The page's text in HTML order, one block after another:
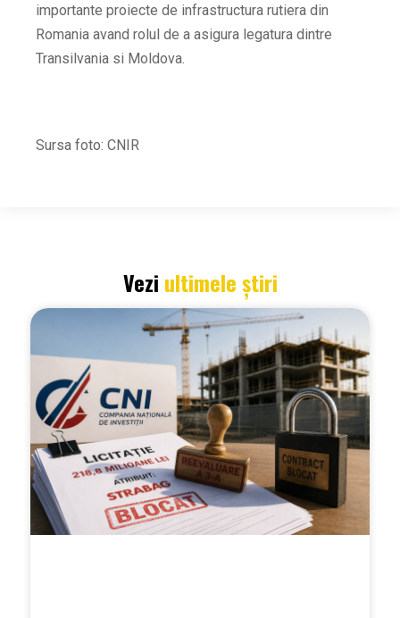
importante proiecte de infrastructura rutiera din
Romania avand rolul de a asigura legatura dintre
Transilvania si Moldova.
Sursa foto: CNIR
Vezi ultimele știri